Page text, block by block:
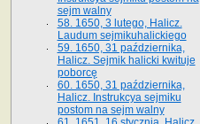
sejm walny
58. 1650, 3 lutego, Halicz.
Laudum sejmikuhalickiego
59. 1650, 31 października,
Halicz. Sejmik halicki kwituje
poborcę
60. 1650, 31 października,
Halicz. Instrukcya sejmiku
postom na sejm walny